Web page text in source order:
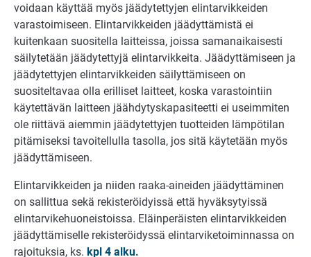
voidaan käyttää myös jäädytettyjen elintarvikkeiden
varastoimiseen. Elintarvikkeiden jäädyttämistä ei
kuitenkaan suositella laitteissa, joissa samanaikaisesti
säilytetään jäädytettyjä elintarvikkeita. Jäädyttämiseen ja
jäädytettyjen elintarvikkeiden säilyttämiseen on
suositeltavaa olla erilliset laitteet, koska varastointiin
käytettävän laitteen jäähdytyskapasiteetti ei useimmiten
ole riittävä aiemmin jäädytettyjen tuotteiden lämpötilan
pitämiseksi tavoitellulla tasolla, jos sitä käytetään myös
jäädyttämiseen.
Elintarvikkeiden ja niiden raaka-aineiden jäädyttäminen
on sallittua sekä rekisteröidyissä että hyväksytyissä
elintarvikehuoneistoissa. Eläinperäisten elintarvikkeiden
jäädyttämiselle rekisteröidyssä elintarviketoiminnassa on
rajoituksia, ks. kpl 4 alku.